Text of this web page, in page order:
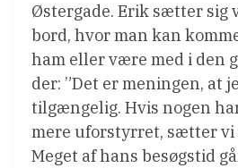
Østergade. Erik sætter sig
bord, hvor man kan
ham eller være med i den
der: ”Det er meningen, at
tilgængelig. Hvis nogen
mere uforstyrret, sætter vi
Meget af hans besøgstid